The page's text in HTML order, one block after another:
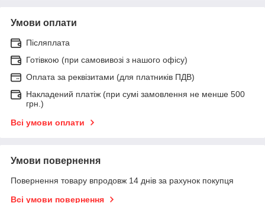
Умови оплати
Післяплата
Готівкою (при самовивозі з нашого офісу)
Оплата за реквізитами (для платників ПДВ)
Накладений платіж (при сумі замовлення не менше 500
грн.)
Всі умови оплати
Умови повернення
Повернення товару впродовж 14 днів за рахунок покупця
Всі умови повернення